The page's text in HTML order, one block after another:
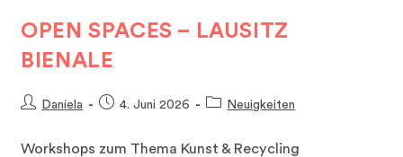
OPEN SPACES – LAUSITZ
BIENALE
Beitrags-
Daniela
Beitrag4. Juni 2026
Beitrags-
Neuigkeiten
Workshops zum Thema Kunst & Recycling